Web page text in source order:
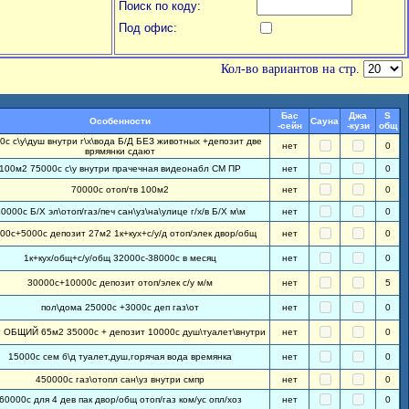
Поиск по коду:
Под офис:
Кол-во вариантов на стр.
Особенности
Бас
-сейн
Сауна
Джа
-кузи
S
общ
с\у\душ внутри г\х\вода Б/Д БЕЗ животных +депозит две
врямянки сдают
нет 0
100м2 75000с с\у внутри прачечная видеонабл СМ ПР нет 0
70000с отоп/тв 100м2 нет 0
Б/Х эл\отоп/газ/печ сан\уз\на\улице г/х/в Б/Х м\м нет 0
депозит 27м2 1к+кух+с/у/д отоп/элек двор/общ нет 0
1к+кух/общ+с/у/общ 32000с-38000с в месяц нет 0
30000с+10000с депозит отоп/элек с/у м/м нет 5
пол\дома 25000с +3000с деп газ\от нет 0
65м2 35000с + депозит 10000с душ\туалет\внутри нет 0
15000с сем б\д туалет,душ,горячая вода времянка нет 0
450000с газ\отопл сан\уз внутри смпр нет
0
для 4 дев пак двор/общ отоп/газ ком/ус опл/хоз
нет 0